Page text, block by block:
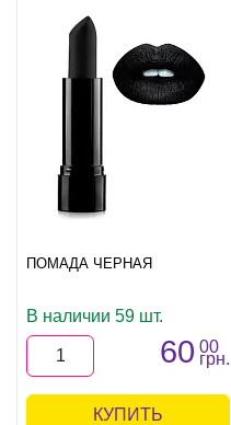
ПОМАДА ЧЕРНАЯ
В наличии 59 шт.
60 00
грн.
КУПИТЬ